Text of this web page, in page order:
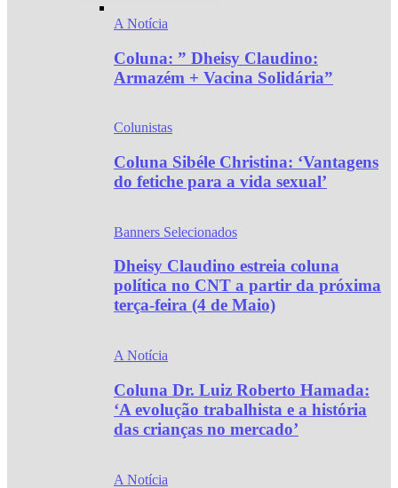
A Notícia
Coluna: ” Dheisy Claudino:
Armazém + Vacina Solidária”
Colunistas
Coluna Sibéle Christina: ‘Vantagens
do fetiche para a vida sexual’
Banners Selecionados
Dheisy Claudino estreia coluna
política no CNT a partir da próxima
terça-feira (4 de Maio)
A Notícia
Coluna Dr. Luiz Roberto Hamada:
‘A evolução trabalhista e a história
das crianças no mercado’
A Notícia